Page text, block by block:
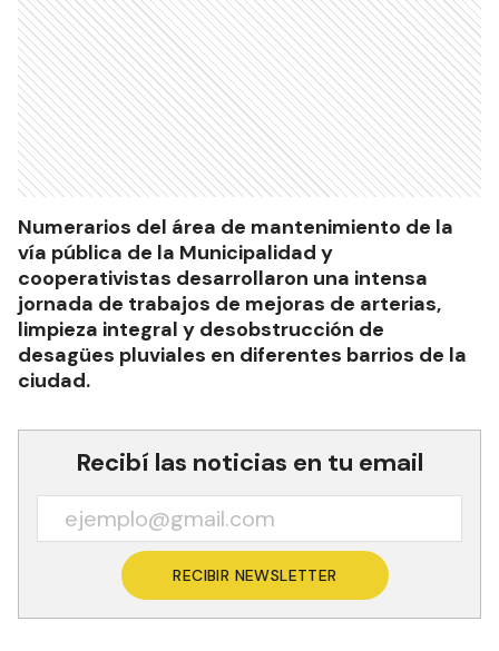
Numerarios del área de mantenimiento de la
vía pública de la Municipalidad y
cooperativistas desarrollaron una intensa
jornada de trabajos de mejoras de arterias,
limpieza integral y desobstrucción de
desagües pluviales en diferentes barrios de la
ciudad.
Recibí las noticias en tu email
RECIBIR NEWSLETTER